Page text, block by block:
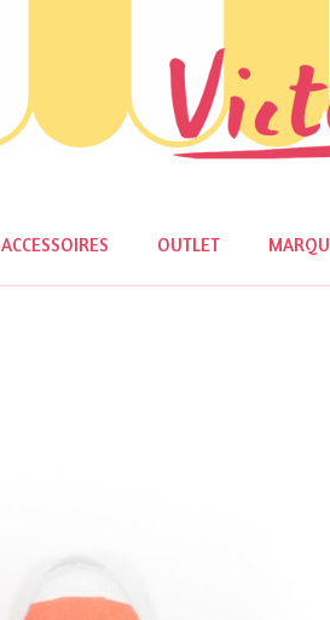
ACCESSOIRES OUTLET